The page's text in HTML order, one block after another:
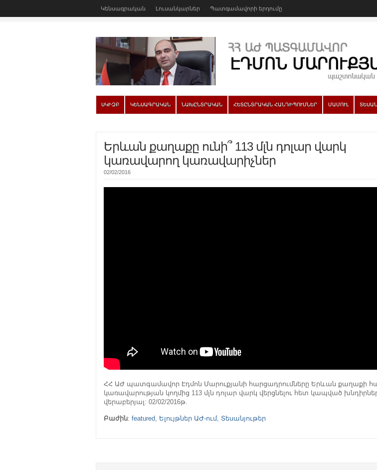
Կենսագրական Լուսանկարներ Պատգամավորի երդումը
ՍԿԻԶԲ ԿԵՆՍԱԳՐԱԿԱՆ ՆԱԽԸՆՏՐԱԿԱՆ ՀԵՏԸՆՏՐԱԿԱՆ ՀԱՆԴԻՊՈՒՄՆԵՐ ՄԱՄՈՒԼ
Երևան քաղաքը ունի՞ 113 մլն դոլար վարկ
կառավարող կառավարիչներ
02/02/2016
ՀՀ ԱԺ պատգամավոր Էդմոն Մարուքյանի հարցադրումները Երևան քաղաքի
կառավարության կողմից 113 մլն դոլար վարկ վերցնելու հետ կապված
վերաբերյալ: 02/02/2016թ.
Բաժին: featured, Ելույթներ ԱԺ-ում, Տեսանյութեր